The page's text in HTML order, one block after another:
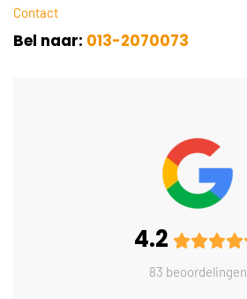
Contact
Bel naar: 013-2070073
4.2
83 beoordelingen